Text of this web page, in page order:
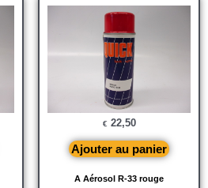
A Aérosol R-33 rouge
€ 22,50
Ajouter au panier